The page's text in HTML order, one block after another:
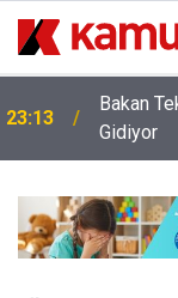
23:13
Bakan
Gidiyor